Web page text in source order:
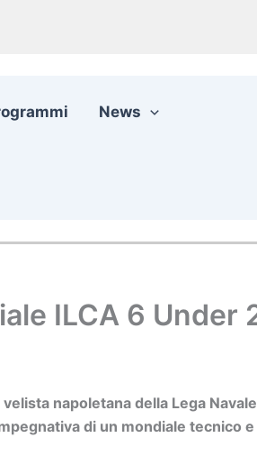
News
ILCA 6 Under
napoletana della Lega
di un mondiale tecnico